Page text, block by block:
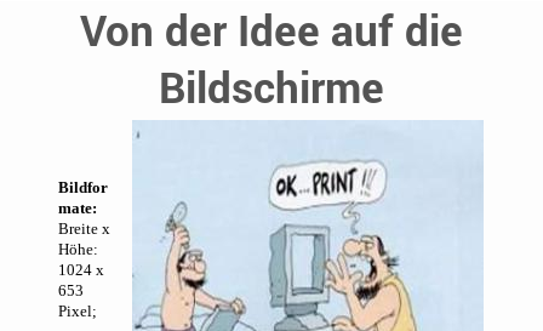
Von der Idee auf die
Bildschirme
Bildfor
mate:
Breite x
Höhe:
1024 x
653
Pixel;